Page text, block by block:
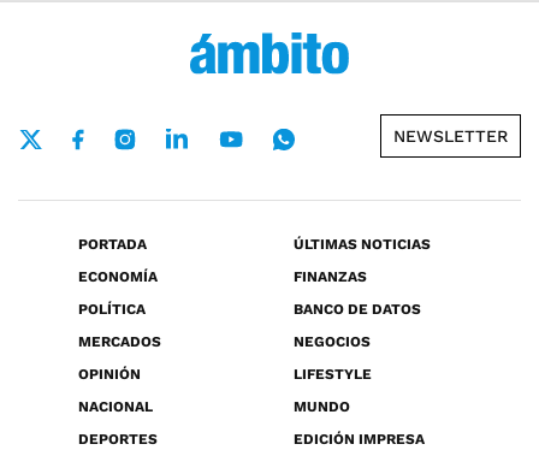
NEWSLETTER
PORTADA
ÚLTIMAS NOTICIAS
ECONOMÍA
FINANZAS
POLÍTICA
BANCO DE DATOS
MERCADOS
NEGOCIOS
OPINIÓN
LIFESTYLE
NACIONAL
MUNDO
DEPORTES
EDICIÓN IMPRESA